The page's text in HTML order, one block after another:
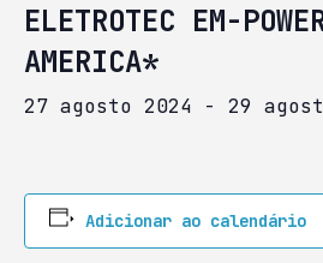
ELETROTEC EM-
AMERICA*
27 agosto 2024 - 29
Adicionar ao calendário